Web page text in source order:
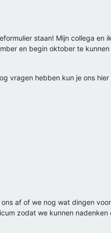
staan! Mijn collega en
en begin oktober te
vragen hebben kun je ons
af of we nog wat dingen
zodat we kunnen